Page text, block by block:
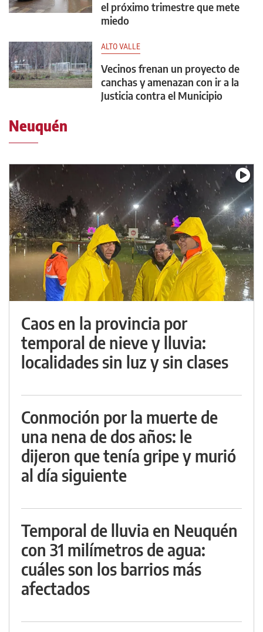
el próximo trimestre que mete
miedo
ALTO VALLE
Vecinos frenan un proyecto de
canchas y amenazan con ir a la
Justicia contra el Municipio
Neuquén
Caos en la provincia por
temporal de nieve y lluvia:
localidades sin luz y sin clases
Conmoción por la muerte de
una nena de dos años: le
dijeron que tenía gripe y murió
al día siguiente
Temporal de lluvia en Neuquén
con 31 milímetros de agua:
cuáles son los barrios más
afectados